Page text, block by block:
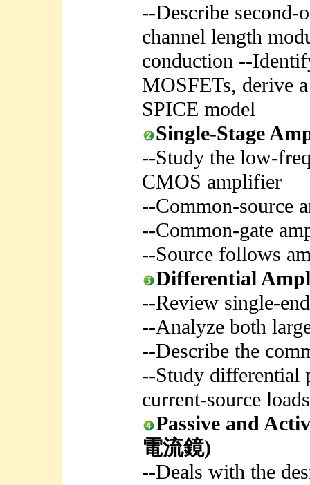
--Describe second-
channel length
conduction --
MOSFETs, derive
SPICE model
Single-Stage
--Study the low-
CMOS amplifier
--Common-source
--Common-gate
--Source follows
Differential
--Review single-
--Analyze both
--Describe the
--Study differential
current-source loads
Passive and
電流鏡)
--Deals with the